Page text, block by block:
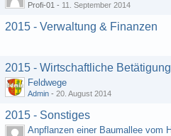
Profi-01 - 11. September 2014
2015 - Verwaltung & Finanzen
2015 - Wirtschaftliche Betätigung
Feldwege
Admin - 20. August 2014
2015 - Sonstiges